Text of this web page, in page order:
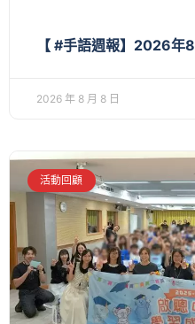
【 #手語週報】2026
2026 年 8 月 8 日
活動回顧